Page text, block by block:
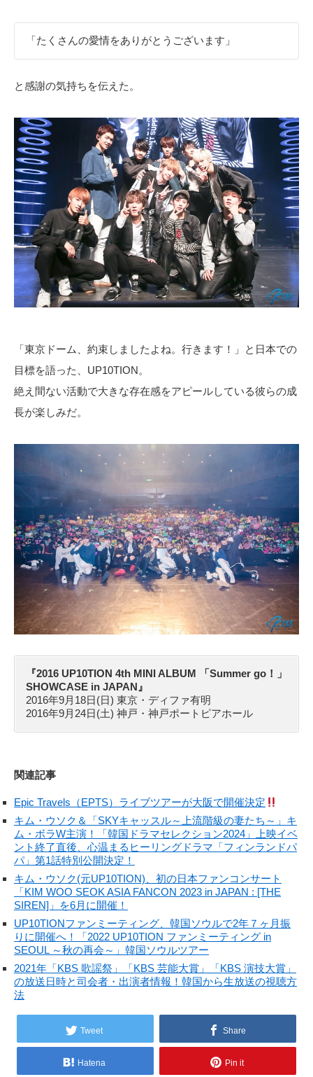
「たくさんの愛情をありがとうございます」
と感謝の気持ちを伝えた。
「東京ドーム、約束しましたよね。行きます！」と日本での
目標を語った、UP10TION。
絶え間ない活動で大きな存在感をアピールしている彼らの成
長が楽しみだ。
『2016 UP10TION 4th MINI ALBUM 「Summer go！」
SHOWCASE in JAPAN』
2016年9月18日(日) 東京・ディファ有明
2016年9月24日(土) 神戸・神戸ポートピアホール
関連記事
Epic Travels（EPTS）ライブツアーが大阪で開催決定
キム・ウソク＆「SKYキャッスル～上流階級の妻たち～」キ
ム・ボラW主演！「韓国ドラマセレクション2024」上映イベ
ント終了直後、心温まるヒーリングドラマ「フィンランドパ
パ」第1話特別公開決定！
キム・ウソク(元UP10TION)、初の日本ファンコンサート
「KIM WOO SEOK ASIA FANCON 2023 in JAPAN : [THE
SIREN]」を6月に開催！
UP10TIONファンミーティング、韓国ソウルで2年７ヶ月振
りに開催へ！「2022 UP10TION ファンミーティング in
SEOUL ～秋の再会～」韓国ソウルツアー
2021年「KBS 歌謡祭」「KBS 芸能大賞」「KBS 演技大賞」
の放送日時と司会者・出演者情報！韓国から生放送の視聴方
法
Tweet Share
Hatena Pin it